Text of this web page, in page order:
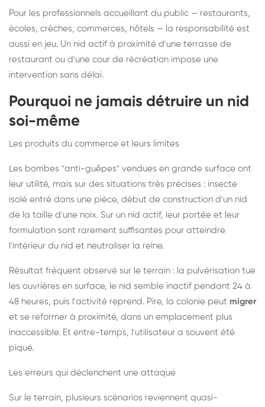
Pour les professionnels accueillant du public — restaurants,
écoles, crèches, commerces, hôtels — la responsabilité est
aussi en jeu. Un nid actif à proximité d'une terrasse de
restaurant ou d'une cour de récréation impose une
intervention sans délai.
Pourquoi ne jamais détruire un nid
soi-même
Les produits du commerce et leurs limites
Les bombes "anti-guêpes" vendues en grande surface ont
leur utilité, mais sur des situations très précises : insecte
isolé entré dans une pièce, début de construction d'un nid
de la taille d'une noix. Sur un nid actif, leur portée et leur
formulation sont rarement suffisantes pour atteindre
l'intérieur du nid et neutraliser la reine.
Résultat fréquent observé sur le terrain : la pulvérisation tue
les ouvrières en surface, le nid semble inactif pendant 24 à
48 heures, puis l'activité reprend. Pire, la colonie peut migrer
et se reformer à proximité, dans un emplacement plus
inaccessible. Et entre-temps, l'utilisateur a souvent été
piqué.
Les erreurs qui déclenchent une attaque
Sur le terrain, plusieurs scénarios reviennent quasi-